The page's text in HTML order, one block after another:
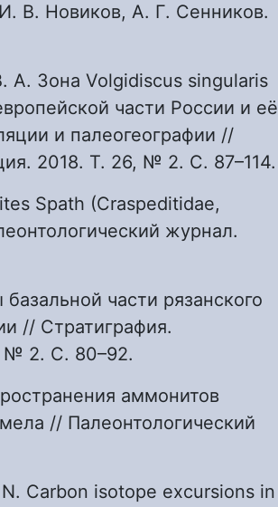
В. Новиков, А. Г. Сенников.
А. Зона Volgidiscus singularis
части России и её
и палеогеографии //
2018. Т. 26, № 2. С. 87–114.
Spath (Craspeditidae,
журнал.
части рязанского
// Стратиграфия.
№ 2. С. 80–92.
аммонитов
// Палеонтологический
Carbon isotope excursions in